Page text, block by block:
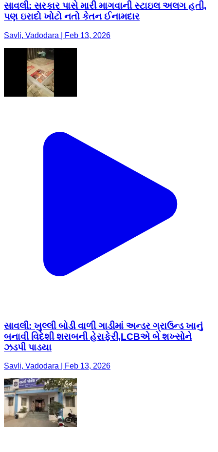
સાવલી: સરકાર પાસે મારી માગવાની સ્ટાઇલ અલગ હતી,
પણ ઇરાદો ખોટો નતો કેતન ઈનામદાર
Savli, Vadodara | Feb 13, 2026
સાવલી: ખુલ્લી બોડી વાળી ગાડીમાં અન્ડર ગ્રાઉન્ડ ખાનું
બનાવી વિદેશી શરાબની હેરાફેરી,LCBએ બે શખ્સોને
ઝડપી પાડયા
Savli, Vadodara | Feb 13, 2026